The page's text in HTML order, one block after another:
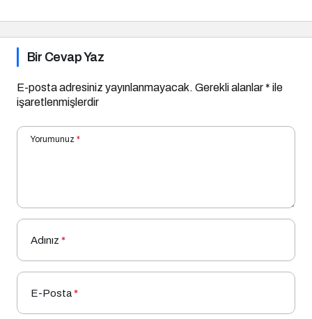
Bir Cevap Yaz
E-posta adresiniz yayınlanmayacak. Gerekli alanlar* ile
işaretlenmişlerdir
Yorumunuz *
Adınız *
E-Posta*